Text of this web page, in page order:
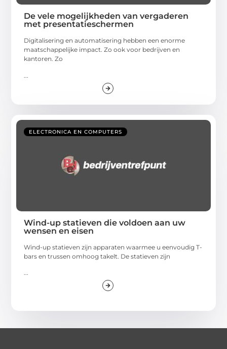
De vele mogelijkheden van vergaderen
met presentatieschermen
Digitalisering en automatisering hebben een enorme
maatschappelijke impact. Zo ook voor bedrijven en
kantoren. Zo
ELECTRONICA EN COMPUTERS
Wind-up statieven die voldoen aan uw
wensen en eisen
Wind-up statieven zijn apparaten waarmee u eenvoudig T-
bars en trussen omhoog takelt. De statieven zijn